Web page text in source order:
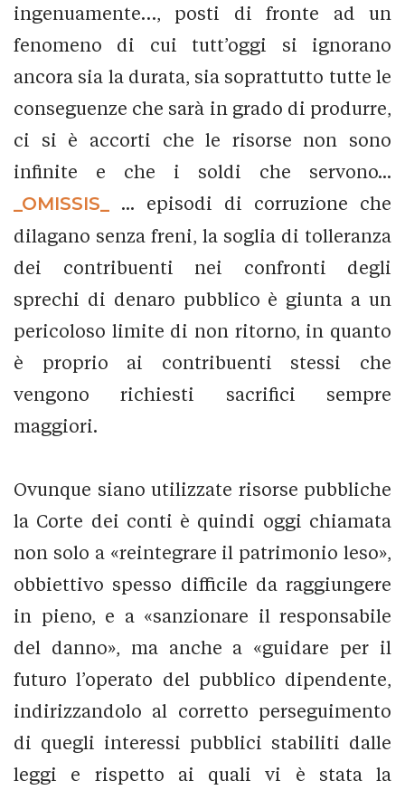
ingenuamente…, posti di fronte ad un
fenomeno di cui tutt’oggi si ignorano
ancora sia la durata, sia soprattutto tutte le
conseguenze che sarà in grado di produrre,
ci si è accorti che le risorse non sono
infinite e che i soldi che servono...
_OMISSIS_
... episodi di corruzione che
dilagano senza freni, la soglia di tolleranza
dei contribuenti nei confronti degli
sprechi di denaro pubblico è giunta a un
pericoloso limite di non ritorno, in quanto
è proprio ai contribuenti stessi che
vengono richiesti sacrifici sempre
maggiori.
Ovunque siano utilizzate risorse pubbliche
la Corte dei conti è quindi oggi chiamata
non solo a «reintegrare il patrimonio leso»,
obbiettivo spesso difficile da raggiungere
in pieno, e a «sanzionare il responsabile
del danno», ma anche a «guidare per il
futuro l’operato del pubblico dipendente,
indirizzandolo al corretto perseguimento
di quegli interessi pubblici stabiliti dalle
leggi e rispetto ai quali vi è stata la